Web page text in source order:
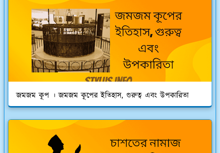
জমজম কূপ । জমজম কূপের ইতিহাস, গুরুত্ব এবং উপকারিতা